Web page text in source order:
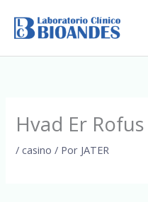
Hvad Er Rofus
/casino / Por JATER